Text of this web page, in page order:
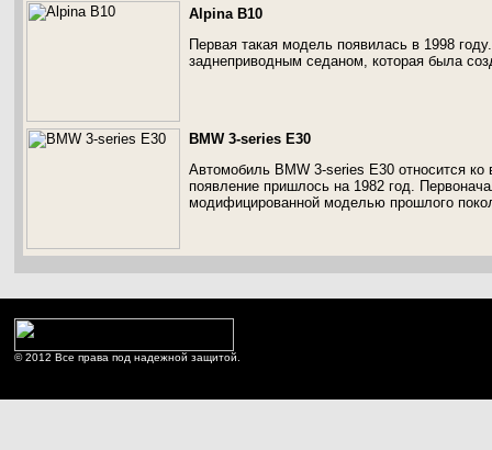
Alpina B10
Первая такая модель появилась в 1998
заднеприводным седаном, которая была
BMW 3-series E30
Автомобиль BMW 3-series E30 относится
появление пришлось на 1982 год.
модифицированной моделью прошлого
© 2012 Все права под надежной защитой.